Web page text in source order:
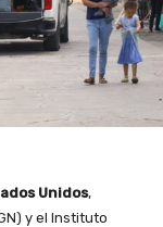
Unidos,
y el Instituto